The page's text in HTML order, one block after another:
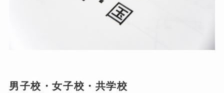
男子校・女子校・共学校